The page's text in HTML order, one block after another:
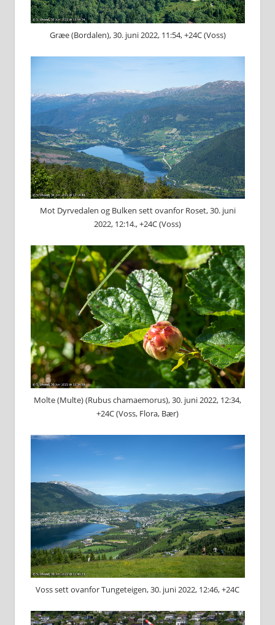
Græe (Bordalen), 30. juni 2022, 11:54, +24C (Voss)
Mot Dyrvedalen og Bulken sett ovanfor Roset, 30. juni
2022, 12:14., +24C (Voss)
Molte (Multe) (Rubus chamaemorus), 30. juni 2022, 12:34,
+24C (Voss, Flora, Bær)
Voss sett ovanfor Tungeteigen, 30. juni 2022, 12:46, +24C